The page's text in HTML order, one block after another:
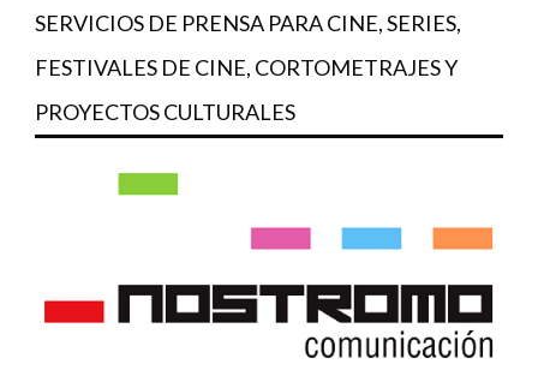
SERVICIOS DE PRENSA PARA CINE, SERIES,
FESTIVALES DE CINE, CORTOMETRAJES Y
PROYECTOS CULTURALES